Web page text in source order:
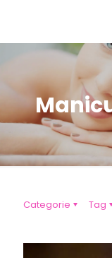
Categorie Tag